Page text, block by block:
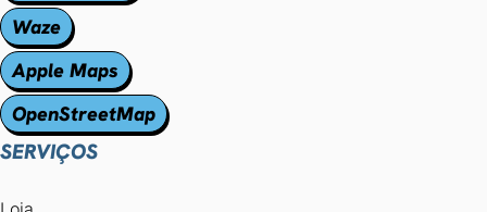
Waze
Apple Maps
OpenStreetMap
SERVIÇOS